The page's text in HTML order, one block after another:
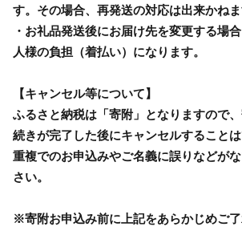
す。その場合、再発送の対応は出来かねま
・お礼品発送後にお届け先を変更する場
人様の負担（着払い）になります。
【キャンセル等について】
ふるさと納税は「寄附」となりますので
続きが完了した後にキャンセルすることは
重複でのお申込みやご名義に誤りなどが
さい。
※寄附お申込み前に上記をあらかじめご了